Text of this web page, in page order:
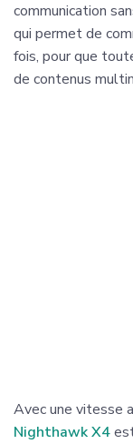
communication
qui permet de
fois, pour que
de contenus
Avec une vitesse
Nighthawk X4